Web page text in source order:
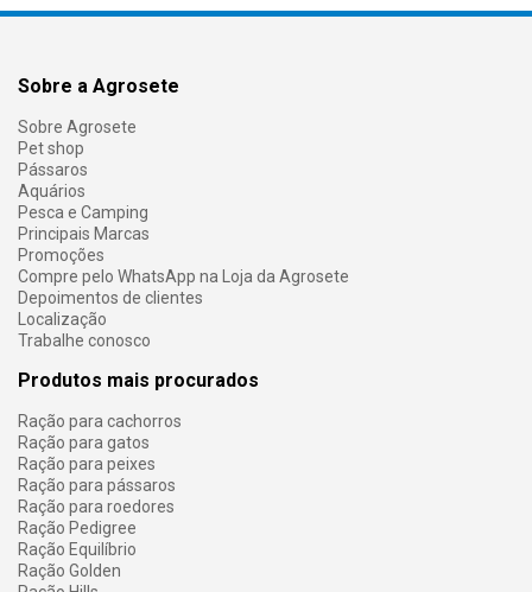
Sobre a Agrosete
Sobre Agrosete
Pet shop
Pássaros
Aquários
Pesca e Camping
Principais Marcas
Promoções
Compre pelo WhatsApp na Loja da Agrosete
Depoimentos de clientes
Localização
Trabalhe conosco
Produtos mais procurados
Ração para cachorros
Ração para gatos
Ração para peixes
Ração para pássaros
Ração para roedores
Ração Pedigree
Ração Equilíbrio
Ração Golden